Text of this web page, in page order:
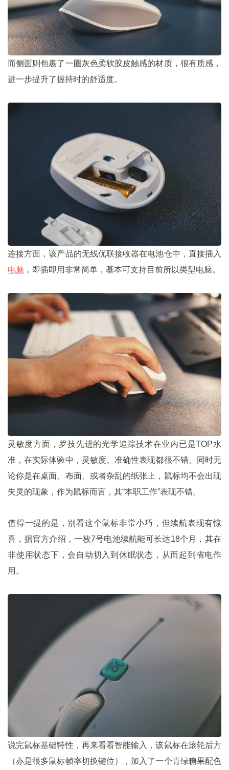
而侧面则包裹了一圈灰色柔软胶皮触感的材质，很有质感，
进一步提升了握持时的舒适度。
连接方面，该产品的无线优联接收器在电池仓中，直接插入
电脑 ，即插即用非常简单，基本可支持目前所以类型电脑。
灵敏度方面，罗技先进的光学追踪技术在业内已是TOP水
准，在实际体验中，灵敏度、准确性表现都很不错。同时无
论你是在桌面、布面、或者杂乱的纸张上，鼠标均不会出现
失灵的现象，作为鼠标而言，其“本职工作”表现不错。
值得一提的是，别看这个鼠标非常小巧，但续航表现有惊
喜，据官方介绍，一枚7号电池续航能可长达18个月，其在
非使用状态下，会自动切入到休眠状态，从而起到省电作
用。
说完鼠标基础特性，再来看看智能输入，该鼠标在滚轮后方
（亦是很多鼠标帧率切换键位），加入了一个青绿糖果配色